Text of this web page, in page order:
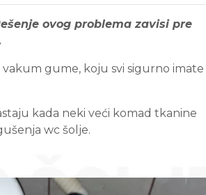
ovog problema zavisi pre
gume, koju svi sigurno imate
kada neki veći komad tkanine
wc šolje.